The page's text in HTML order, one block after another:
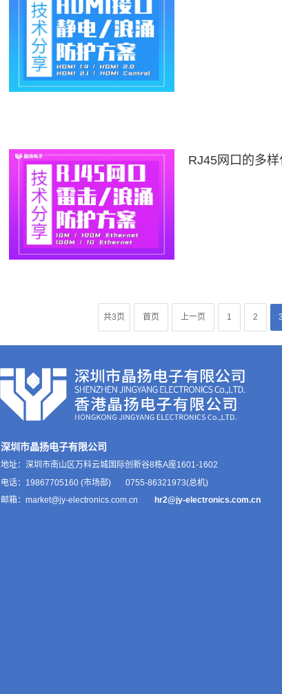
RJ45网口的多
共3页 首页 上一页 1 2 3
深圳市晶扬电子有限公司
地址：深圳市南山区万科云城国 际创新谷8栋A座1601-1602
电话： 19867705160 (市场部) 0755-86321973(总机)
邮箱： market@jy-electronics.com.cn hr2@jy-electronics.com.cn